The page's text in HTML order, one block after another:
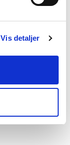
Vis detaljer